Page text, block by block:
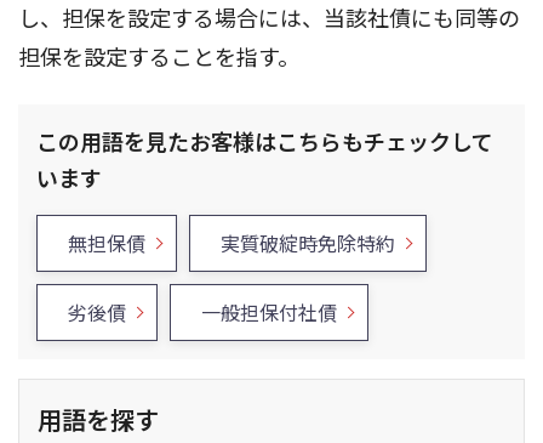
し、担保を設定する場合には、当該社債にも同等の
担保を設定することを指す。
この用語を見たお客様はこちらもチェックして
います
無担保債 実質破綻時免除特約
劣後債 一般担保付社債
用語を探す